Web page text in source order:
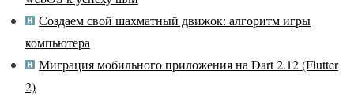
Создаем свой шахматный движок: алгоритм игры
компьютера
Миграция мобильного приложения на Dart 2.12 (Flutter
2)